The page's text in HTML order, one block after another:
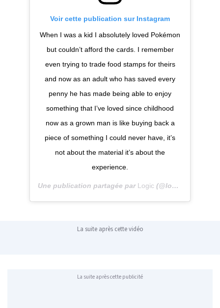
Voir cette publication sur Instagram
When I was a kid I absolutely loved Pokémon
but couldn’t afford the cards. I remember
even trying to trade food stamps for theirs
and now as an adult who has saved every
penny he has made being able to enjoy
something that I’ve loved since childhood
now as a grown man is like buying back a
piece of something I could never have, it’s
not about the material it’s about the
experience.
Une publication partagée par Logic (@logic) le
La suite après cette vidéo
La suite après cette publicité